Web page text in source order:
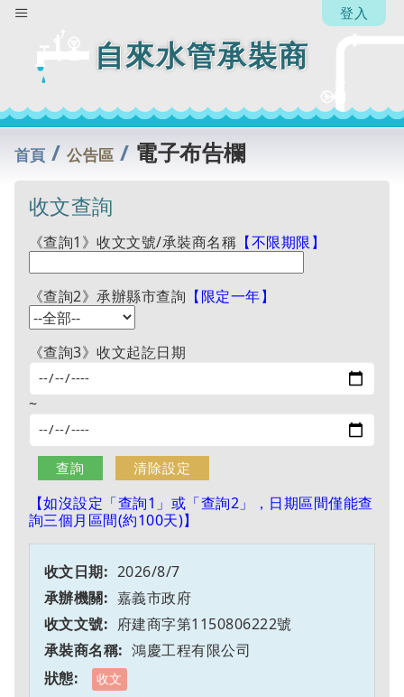
自來水管承裝商
登入
首頁 /公告區 / 電子布告欄
收文查詢
《查詢1》收文文號/承裝商名稱 【不限期限】
《查詢2》承辦縣市查詢 【限定一年】
《查詢3》收文起訖日期
~
【如沒設定「查詢1」或「查詢2」，日期區間僅能查
詢三個月區間(約100天)】
2026/8/7
嘉義市政府
府建商字第1150806222號
鴻慶工程有限公司
收文